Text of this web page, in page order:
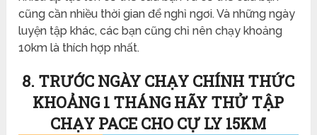
cũng cần nhiều thời gian để nghỉ ngơi. Và những ngày
luyện tập khác, các bạn cũng chỉ nên chạy khoảng
10km là thích hợp nhất.
8. TRƯỚC NGÀY CHẠY CHÍNH THỨC
KHOẢNG 1 THÁNG HÃY THỬ TẬP
CHẠY PACE CHO CỰ LY 15KM